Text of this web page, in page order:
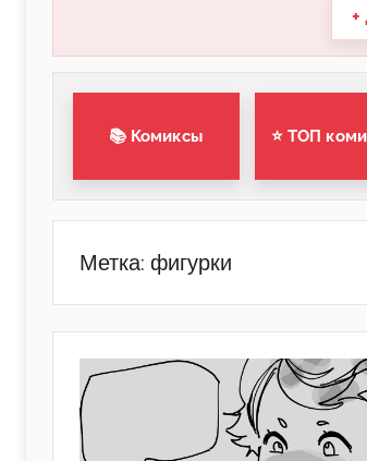
📚 Комиксы ⭐ ТОП
Метка: фигурки